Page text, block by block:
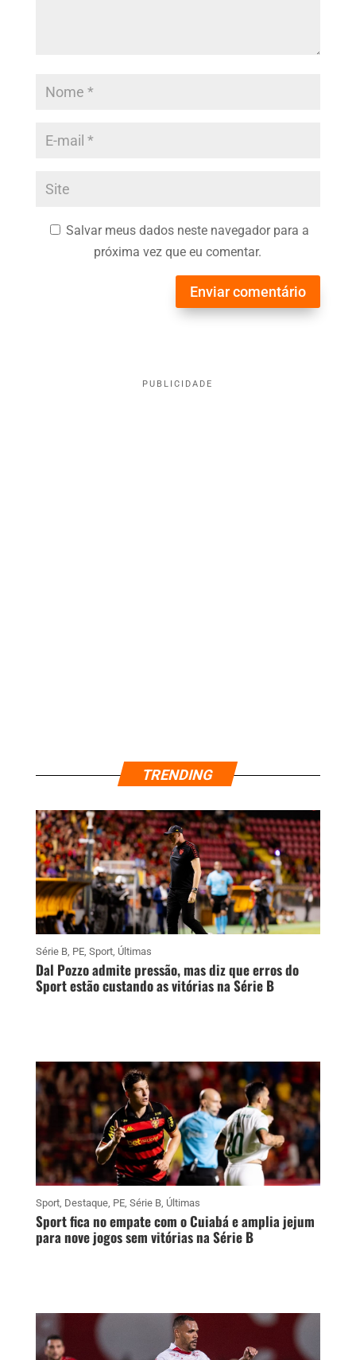
Salvar meus dados neste navegador para a
próxima vez que eu comentar.
Enviar comentário
PUBLICIDADE
TRENDING
Série B, PE, Sport, Últimas
Dal Pozzo admite pressão, mas diz que erros do
Sport estão custando as vitórias na Série B
Sport, Destaque, PE, Série B, Últimas
Sport fica no empate com o Cuiabá e amplia jejum
para nove jogos sem vitórias na Série B